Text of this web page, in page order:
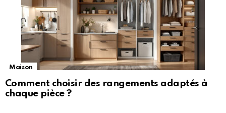
Maison
Comment choisir des rangements adaptés à
chaque pièce ?